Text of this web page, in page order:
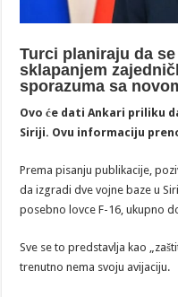
Turci planiraju da
sklapanjem
sporazuma sa
Ovo će dati Ankari priliku
Siriji. Ovu informaciju
Prema pisanju publikacije,
da izgradi dve vojne baze u
posebno lovce F-16, ukupno
Sve se to predstavlja kao
trenutno nema svoju avijaciju.